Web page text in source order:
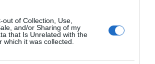
out of Collection, Use,
and/or Sharing of my
that Is Unrelated with the
which it was collected.
διπλές